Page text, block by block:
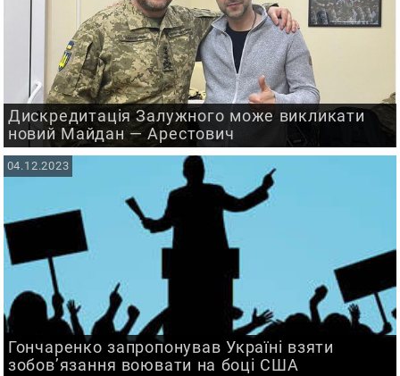
Дискредитація Залужного може викликати
новий Майдан — Арестович
Гончаренко запропонував Україні взяти
зобов’язання воювати на боці США
04.12.2023